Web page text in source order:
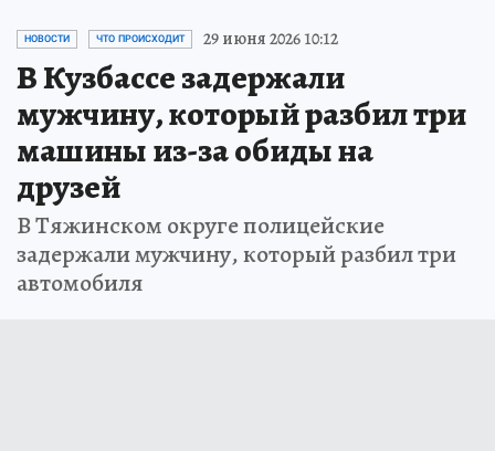
НОВОСТИ ЧТО ПРОИСХОДИТ 29 июня 2026 10:12
В Кузбассе задержали
мужчину, который разбил три
машины из-за обиды на
друзей
В Тяжинском округе полицейские
задержали мужчину, который разбил три
автомобиля